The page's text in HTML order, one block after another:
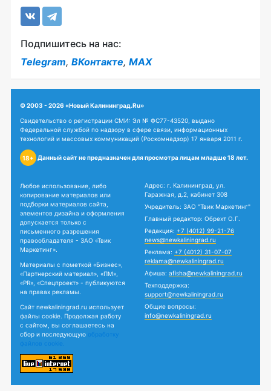
Подпишитесь на нас:
Telegram, ВКонтакте, MAX
© 2003 - 2026 «Новый Калининград.Ru»
Свидетельство о регистрации СМИ: Эл № ФС77-43520, выдано
Федеральной службой по надзору в сфере связи, информационных
технологий и массовых коммуникаций (Роскомнадзор) 17 января 2011 г.
18+ Данный сайт не предназначен для просмотра лицам младше 18 лет.
Любое использование, либо
копирование материалов или
подборки материалов сайта,
элементов дизайна и оформления
допускается только с
письменного разрешения
правообладателя - ЗАО «Твик
Маркетинг».
Материалы с пометкой «Бизнес»,
«Партнерский материал», «ПМ»,
«PR», «Спецпроект» - публикуются
на правах рекламы.
Сайт newkaliningrad.ru использует
файлы cookie. Продолжая работу
с сайтом, вы соглашаетесь на
сбор и последующую обработку
файлов cookie.
Адрес: г. Калининград, ул.
Гаражная, д.2, кабинет 308
Учредитель: ЗАО "Твик Маркетинг"
Главный редактор: Обрехт О.Г.
Редакция: +7 (4012) 99-21-76
news@newkaliningrad.ru
Реклама: +7 (4012) 31-07-07
reklama@newkaliningrad.ru
Афиша: afisha@newkaliningrad.ru
Техподдержка:
support@newkaliningrad.ru
Общие вопросы:
info@newkaliningrad.ru